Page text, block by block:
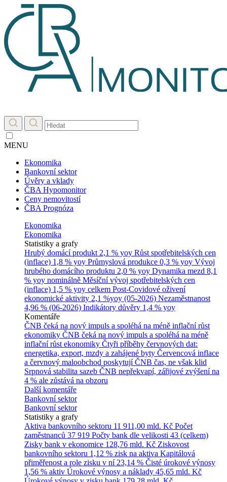
MENU
Ekonomika
Bankovní sektor
Úvěry a vklady
ČBA Hypomonitor
Ceny nemovitostí
ČBA Prognóza
Ekonomika
Ekonomika
Statistiky a grafy
Hrubý domácí produkt 2,1 % yoy Růst spotřebitelských cen
(inflace) 1,8 % yoy Průmyslová produkce 0,3 % yoy Vývoj
hrubého domácího produktu 2,0 % yoy Dynamika mezd 8,1
% yoy nominálně Měsíční vývoj spotřebitelských cen
(inflace) 1,5 % yoy celkem Post-Covidové oživení
ekonomické aktivity 2,1 %yoy (05-2026) Nezaměstnanost
4,96 % (06-2026) Indikátory důvěry 1,4 % yoy
Komentáře
ČNB čeká na nový impuls a spoléhá na méně inflační růst
ekonomiky ČNB čeká na nový impuls a spoléhá na méně
inflační růst ekonomiky Čtyři příběhy červnových dat:
energetika, export, mzdy a zahájené byty Červencová inflace
a červnový maloobchod poskytují ČNB čas, ne však klid
Srpnová stabilita sazeb ČNB nepřekvapí, zářijové zvýšení na
4 % ale zůstává na obzoru
Další komentáře
Bankovní sektor
Bankovní sektor
Statistiky a grafy
Aktiva bankovního sektoru 11 911,00 mld. Kč Počet
zaměstnanců 37 919 Počty bank dle velikosti 43 (celkem)
Zisky bank v ekonomice 128,76 mld. Kč Ziskovost
bankovního sektoru 1,12 % zisk na aktiva Kapitálová
přiměřenost a role zisku v ní 23,14 % Čisté úrokové výnosy
1,56 % aktiv Úrokové výnosy a náklady 45,65 mld. Kč